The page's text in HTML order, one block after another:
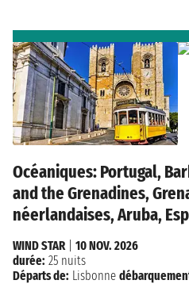
Océaniques: Portugal,
and the Grenadines,
néerlandaises, Aruba,
WIND STAR| 10 NOV. 2026
durée: 25 nuits
Départs de: Lisbonne